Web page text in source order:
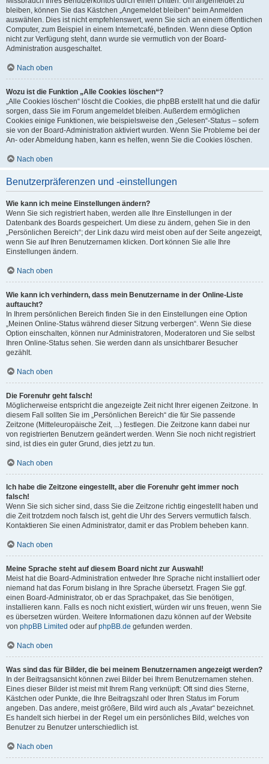
bleiben, können Sie das Kästchen „Angemeldet bleiben“ beim Anmelden
auswählen. Dies ist nicht empfehlenswert, wenn Sie sich an einem öffentlichen
Computer, zum Beispiel in einem Internetcafé, befinden. Wenn diese Option
nicht zur Verfügung steht, dann wurde sie vermutlich von der Board-
Administration ausgeschaltet.
Nach oben
Wozu ist die Funktion „Alle Cookies löschen“?
„Alle Cookies löschen“ löscht die Cookies, die phpBB erstellt hat und die dafür
sorgen, dass Sie im Forum angemeldet bleiben. Außerdem ermöglichen
Cookies einige Funktionen, wie beispielsweise den „Gelesen“-Status – sofern
sie von der Board-Administration aktiviert wurden. Wenn Sie Probleme bei der
An- oder Abmeldung haben, kann es helfen, wenn Sie die Cookies löschen.
Nach oben
Benutzerpräferenzen und -einstellungen
Wie kann ich meine Einstellungen ändern?
Wenn Sie sich registriert haben, werden alle Ihre Einstellungen in der
Datenbank des Boards gespeichert. Um diese zu ändern, gehen Sie in den
„Persönlichen Bereich“; der Link dazu wird meist oben auf der Seite angezeigt,
wenn Sie auf Ihren Benutzernamen klicken. Dort können Sie alle Ihre
Einstellungen ändern.
Nach oben
Wie kann ich verhindern, dass mein Benutzername in der Online-Liste
auftaucht?
In Ihrem persönlichen Bereich finden Sie in den Einstellungen eine Option
„Meinen Online-Status während dieser Sitzung verbergen“. Wenn Sie diese
Option einschalten, können nur Administratoren, Moderatoren und Sie selbst
Ihren Online-Status sehen. Sie werden dann als unsichtbarer Besucher
gezählt.
Nach oben
Die Forenuhr geht falsch!
Möglicherweise entspricht die angezeigte Zeit nicht Ihrer eigenen Zeitzone. In
diesem Fall sollten Sie im „Persönlichen Bereich“ die für Sie passende
Zeitzone (Mitteleuropäische Zeit, ...) festlegen. Die Zeitzone kann dabei nur
von registrierten Benutzern geändert werden. Wenn Sie noch nicht registriert
sind, ist dies ein guter Grund, dies jetzt zu tun.
Nach oben
Ich habe die Zeitzone eingestellt, aber die Forenuhr geht immer noch
falsch!
Wenn Sie sich sicher sind, dass Sie die Zeitzone richtig eingestellt haben und
die Zeit trotzdem noch falsch ist, geht die Uhr des Servers vermutlich falsch.
Kontaktieren Sie einen Administrator, damit er das Problem beheben kann.
Nach oben
Meine Sprache steht auf diesem Board nicht zur Auswahl!
Meist hat die Board-Administration entweder Ihre Sprache nicht installiert oder
niemand hat das Forum bislang in Ihre Sprache übersetzt. Fragen Sie ggf.
einen Board-Administrator, ob er das Sprachpaket, das Sie benötigen,
installieren kann. Falls es noch nicht existiert, würden wir uns freuen, wenn Sie
es übersetzen würden. Weitere Informationen dazu können auf der Website
von phpBB Limited oder aufphpBB.de gefunden werden.
Nach oben
Was sind das für Bilder, die bei meinem Benutzernamen angezeigt werden?
In der Beitragsansicht können zwei Bilder bei Ihrem Benutzernamen stehen.
Eines dieser Bilder ist meist mit Ihrem Rang verknüpft: Oft sind dies Sterne,
Kästchen oder Punkte, die Ihre Beitragszahl oder Ihren Status im Forum
angeben. Das andere, meist größere, Bild wird auch als „Avatar“ bezeichnet.
Es handelt sich hierbei in der Regel um ein persönliches Bild, welches von
Benutzer zu Benutzer unterschiedlich ist.
Nach oben